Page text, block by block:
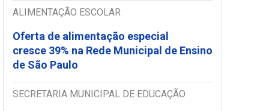
ALIMENTAÇÃO ESCOLAR
Oferta de alimentação especial
cresce 39% na Rede Municipal de Ensino
de São Paulo
SECRETARIA MUNICIPAL DE EDUCAÇÃO